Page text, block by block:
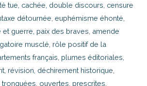
tue, cachée, double discours, censure
détournée, euphémisme éhonté,
et guerre, paix des braves, amende
musclé, rôle positif de la
français, plumes éditoriales,
révision, déchirement historique,
ouvertes, prescrites,